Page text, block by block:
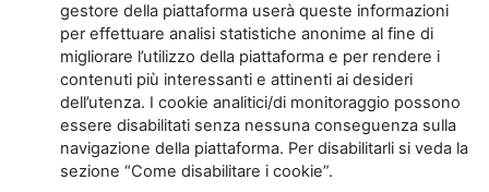
gestore della piattaforma userà queste informazioni
per effettuare analisi statistiche anonime al fine di
migliorare l’utilizzo della piattaforma e per rendere i
contenuti più interessanti e attinenti ai desideri
dell’utenza. I cookie analitici/di monitoraggio possono
essere disabilitati senza nessuna conseguenza sulla
navigazione della piattaforma. Per disabilitarli si veda la
sezione “Come disabilitare i cookie”.